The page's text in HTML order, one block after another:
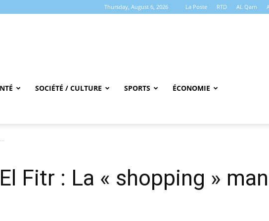
Thursday, August 6, 2026 La Poste RTD AL Qarn
SOCIÉTÉ / CULTURE SPORTS ÉCONOMIE
Fitr : La « shopping »